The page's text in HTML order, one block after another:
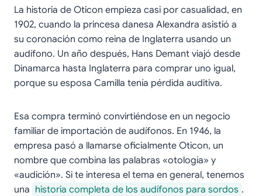
La historia de Oticon empieza casi por casualidad, en
1902, cuando la princesa danesa Alexandra asistió a
su coronación como reina de Inglaterra usando un
audífono. Un año después, Hans Demant viajó desde
Dinamarca hasta Inglaterra para comprar uno igual,
porque su esposa Camilla tenía pérdida auditiva.
Esa compra terminó convirtiéndose en un negocio
familiar de importación de audífonos. En 1946, la
empresa pasó a llamarse oficialmente Oticon, un
nombre que combina las palabras «otología» y
«audición». Si te interesa el tema en general, tenemos
una historia completa de los audífonos para sordos .